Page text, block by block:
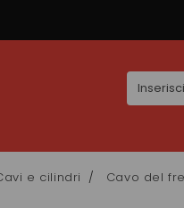
e cilindri Cavo del